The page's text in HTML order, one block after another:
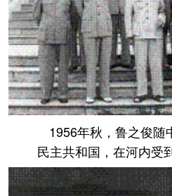
1956年秋，鲁之俊随
民主共和国，在河内受